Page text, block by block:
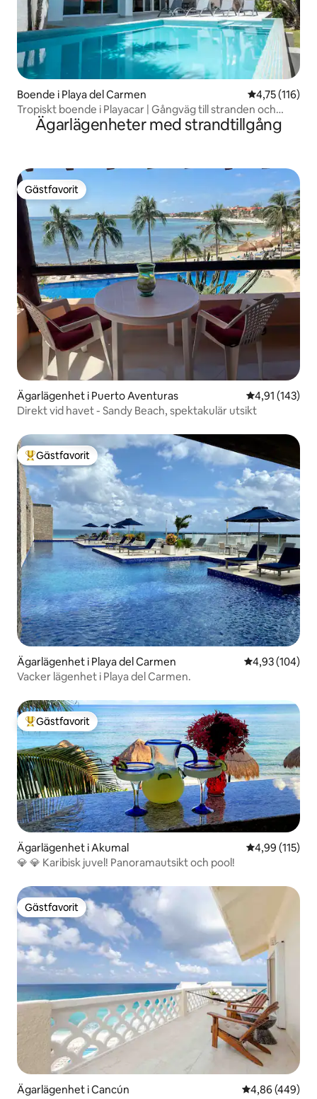
Boende i Playa del Carmen 4,75 av 5 i
4,75 (116)
Tropiskt boende i Playacar | Gångväg till stranden och
5th Avenue
Ägarlägenheter med strandtillgång
Gästfavorit
Gästfavorit
Ägarlägenhet i Puerto Aventuras 4,91 av 5 i
4,91 (143)
Direkt vid havet - Sandy Beach, spektakulär utsikt
Populär gästfavorit
Gästfavorit
Ägarlägenhet i Playa del Carmen 4,93 av 5 i
4,93 (104)
Vacker lägenhet i Playa del Carmen.
Populär gästfavorit
Gästfavorit
Ägarlägenhet i Akumal 4,99 av 5 i
4,99 (115)
💎 💎 Karibisk juvel! Panoramautsikt och pool!
Gästfavorit
Gästfavorit
Ägarlägenhet i Cancún 4,86 av 5 i
4,86 (449)